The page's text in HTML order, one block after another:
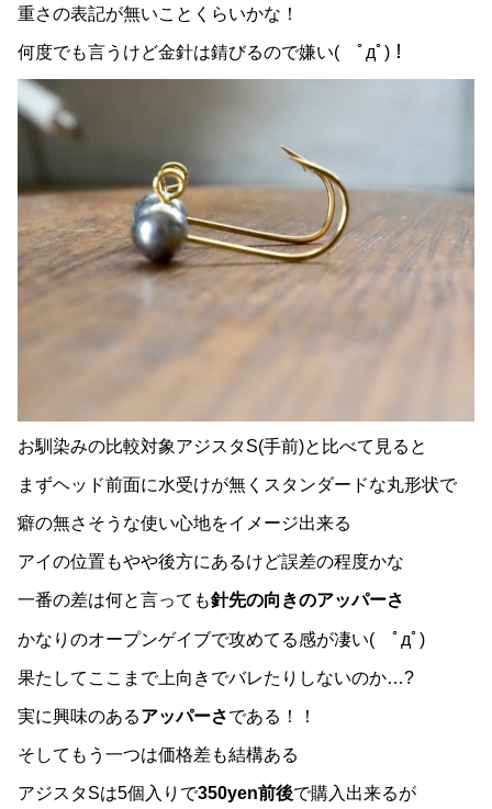
重さの表記が無いことくらいかな！
何度でも言うけど金針は錆びるので嫌い( ﾟдﾟ)！
お馴染みの比較対象アジスタS(手前)と比べて見ると
まずヘッド前面に水受けが無くスタンダードな丸形状で
癖の無さそうな使い心地をイメージ出来る
アイの位置もやや後方にあるけど誤差の程度かな
一番の差は何と言っても針先の向きのアッパーさ
かなりのオープンゲイブで攻めてる感が凄い( ﾟдﾟ)
果たしてここまで上向きでバレたりしないのか…?
実に興味のあるアッパーさである！！
そしてもう一つは価格差も結構ある
アジスタSは5個入りで350yen前後で購入出来るが